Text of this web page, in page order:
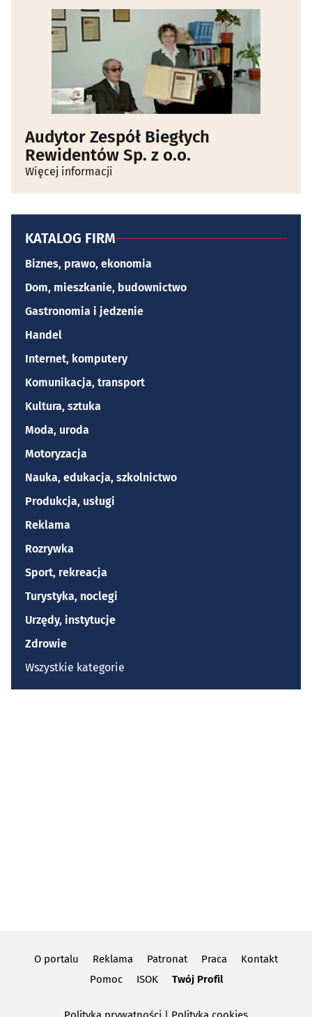
Audytor Zespół Biegłych
Rewidentów Sp. z o.o.
Więcej informacji
KATALOG FIRM
Biznes, prawo, ekonomia
Dom, mieszkanie, budownictwo
Gastronomia i jedzenie
Handel
Internet, komputery
Komunikacja, transport
Kultura, sztuka
Moda, uroda
Motoryzacja
Nauka, edukacja, szkolnictwo
Produkcja, usługi
Reklama
Rozrywka
Sport, rekreacja
Turystyka, noclegi
Urzędy, instytucje
Zdrowie
Wszystkie kategorie
O portalu Reklama Patronat Praca
Kontakt
Pomoc
ISOK Twój Profil